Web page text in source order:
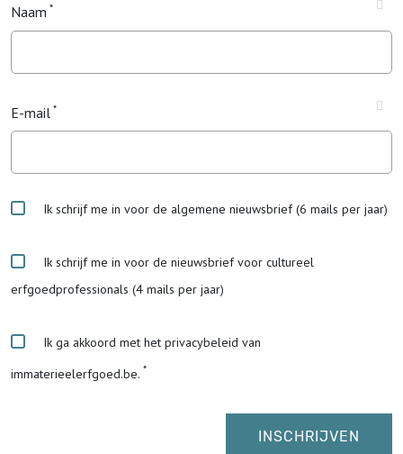
Naam
E-mail
Ik schrijf me in voor de algemene nieuwsbrief (6 mails per jaar)
Ik schrijf me in voor de nieuwsbrief voor cultureel
erfgoedprofessionals (4 mails per jaar)
Ik ga akkoord met het privacybeleid van
immaterieelerfgoed.be.